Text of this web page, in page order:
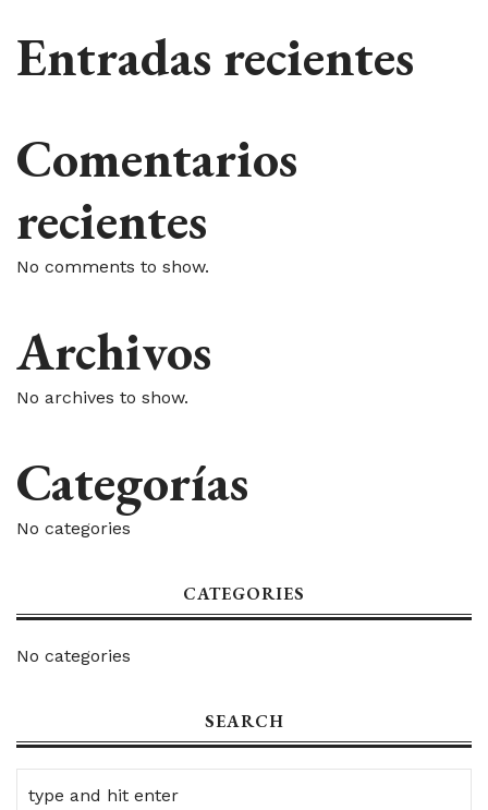
Entradas recientes
Comentarios
recientes
No comments to show.
Archivos
No archives to show.
Categorías
No categories
CATEGORIES
No categories
SEARCH